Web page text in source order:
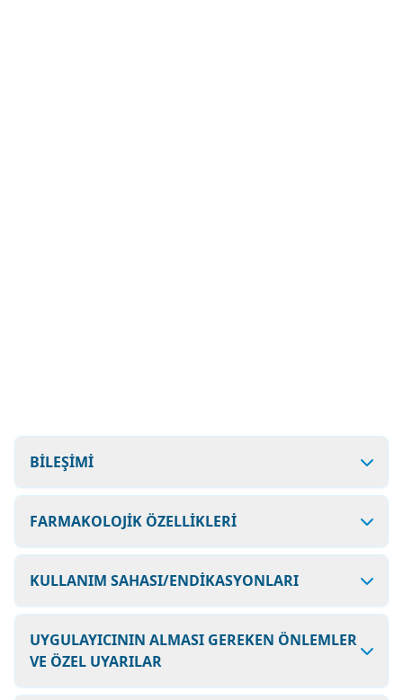
BİLEŞİMİ
FARMAKOLOJİK ÖZELLİKLERİ
KULLANIM SAHASI/ENDİKASYONLARI
UYGULAYICININ ALMASI GEREKEN ÖNLEMLER
VE ÖZEL UYARILAR